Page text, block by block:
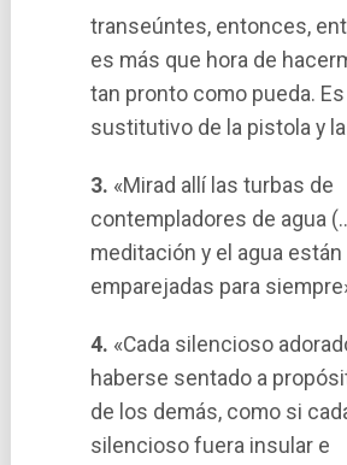
transeúntes, entonces,
es más que hora de
tan pronto como pueda.
sustitutivo de la pistola y la
3. «Mirad allí­ las turbas de
contempladores de agua
meditación y el agua están
emparejadas para
4. «Cada silencioso
haberse sentado a
de los demás, como si
silencioso fuera insular e